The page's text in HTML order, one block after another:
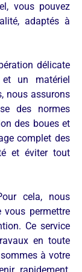
vous pouvez
adaptés à
délicate
et un matériel
nous assurons
des normes
des boues et
complet des
et éviter tout
cela, nous
permettre
Ce service
en toute
à votre